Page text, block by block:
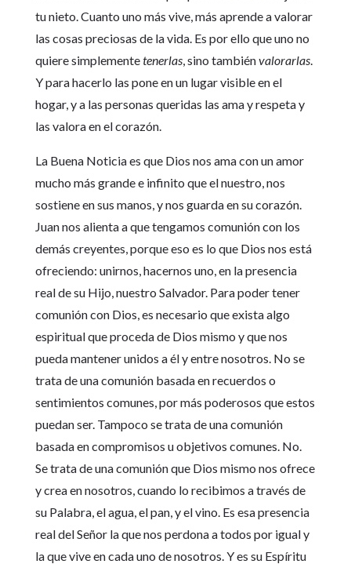
tu nieto. Cuanto uno más vive, más aprende a valorar
las cosas preciosas de la vida. Es por ello que uno no
quiere simplementetenerlas, sino tambiénvalorarlas.
Y para hacerlo las pone en un lugar visible en el
hogar, y a las personas queridas las ama y respeta y
las valora en el corazón.
La Buena Noticia es que Dios nos ama con un amor
mucho más grande e infinito que el nuestro, nos
sostiene en sus manos, y nos guarda en su corazón.
Juan nos alienta a que tengamos comunión con los
demás creyentes, porque eso es lo que Dios nos está
ofreciendo: unirnos, hacernos uno, en la presencia
real de su Hijo, nuestro Salvador. Para poder tener
comunión con Dios, es necesario que exista algo
espiritual que proceda de Dios mismo y que nos
pueda mantener unidos a él y entre nosotros. No se
trata de una comunión basada en recuerdos o
sentimientos comunes, por más poderosos que estos
puedan ser. Tampoco se trata de una comunión
basada en compromisos u objetivos comunes. No.
Se trata de una comunión que Dios mismo nos ofrece
y crea en nosotros, cuando lo recibimos a través de
su Palabra, el agua, el pan, y el vino. Es esa presencia
real del Señor la que nos perdona a todos por igual y
la que vive en cada uno de nosotros. Y es su Espíritu